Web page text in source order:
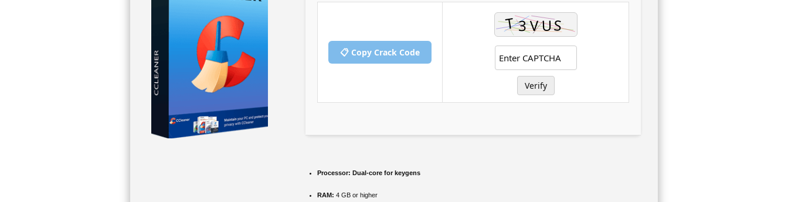
📋 Copy Crack Code
Verify
Processor: Dual-core for keygens
RAM: 4 GB or higher